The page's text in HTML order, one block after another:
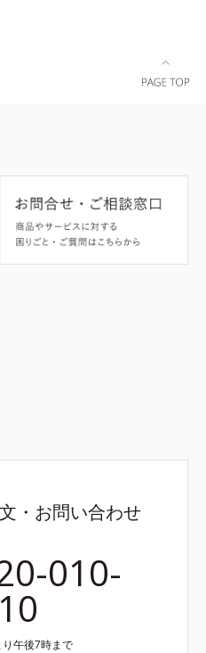
・お問い合わせ
010-
午後7時まで